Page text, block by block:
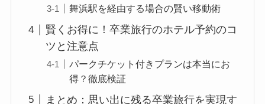
舞浜駅を経由する場合の賢い移動術
賢くお得に！卒業旅行のホテル予約のコ
ツと注意点
パークチケット付きプランは本当にお
得？徹底検証
まとめ：思い出に残る卒業旅行を実現す